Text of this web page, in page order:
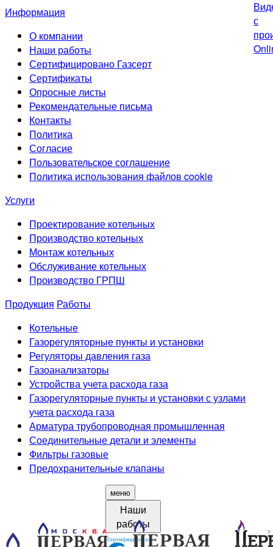
Информация
О компании
Наши работы
Сертифицировано Газсерт
Сертификаты
Опросные листы
Рекомендательные письма
Контакты
Политика
Согласие
Пользовательское соглашение
Политика использования файлов cookie
Услуги
Проектирование котельных
Производство котельных
Монтаж котельных
Обслуживание котельных
Производство ГРПШ
Продукция Работы
Котельные
Газорегуляторные пункты и установки
Регуляторы давления газа
Газоанализаторы
Устройства учета расхода газа
Газорегуляторные пункты и установки с узлами
учета расхода газа
Арматура трубопроводная промышленная
Соединительные детали и элементы
Фильтры газовые
Предохранительные клапаны
меню
Наши
работы